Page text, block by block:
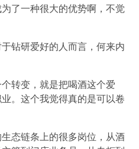
了一种很大的优势啊，不觉
钻研爱好的人而言，何来内
转变，就是把喝酒这个爱
。这个我觉得真的是可以卷
态链条上的很多岗位，从酒